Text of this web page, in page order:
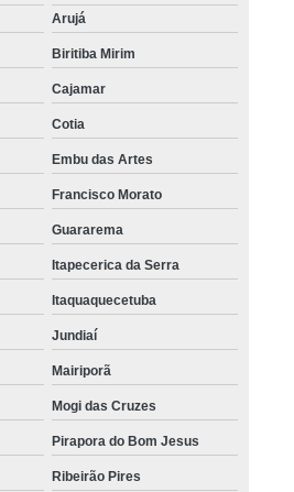
Arujá
Biritiba Mirim
Cajamar
Cotia
Embu das Artes
Francisco Morato
Guararema
Itapecerica da Serra
Itaquaquecetuba
Jundiaí
Mairiporã
Mogi das Cruzes
Pirapora do Bom Jesus
Ribeirão Pires